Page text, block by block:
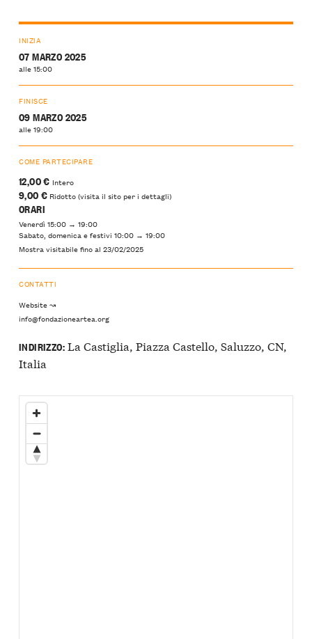
INIZIA
07 MARZO 2025
alle 15:00
FINISCE
09 MARZO 2025
alle 19:00
COME PARTECIPARE
12,00 € Intero
9,00 € Ridotto (visita il sito per i dettagli)
ORARI
Venerdì 15:00 → 19:00
Sabato, domenica e festivi 10:00 → 19:00
Mostra visitabile fino al 23/02/2025
CONTATTI
Website ↝
info@fondazioneartea.org
INDIRIZZO:La Castiglia, Piazza Castello, Saluzzo, CN,
Italia